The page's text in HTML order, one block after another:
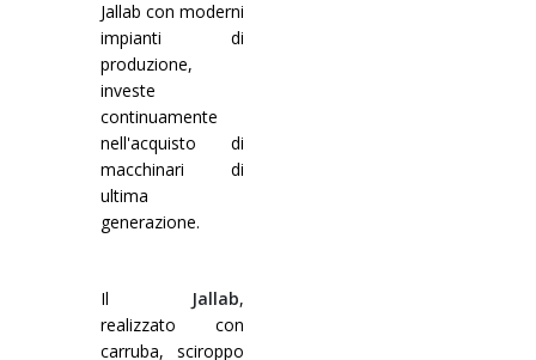
ingresso in linea
ingresso a 90°
Corsi palettizzatori
Jallab con moderni
impianti di
produzione,
investe
continuamente
nell'acquisto di
macchinari di
ultima
generazione.
Il Jallab,
realizzato con
carruba, sciroppo